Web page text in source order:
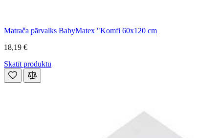
Matrača pārvalks BabyMatex "Komfi 60x120 cm
18,19 €
Skatīt produktu